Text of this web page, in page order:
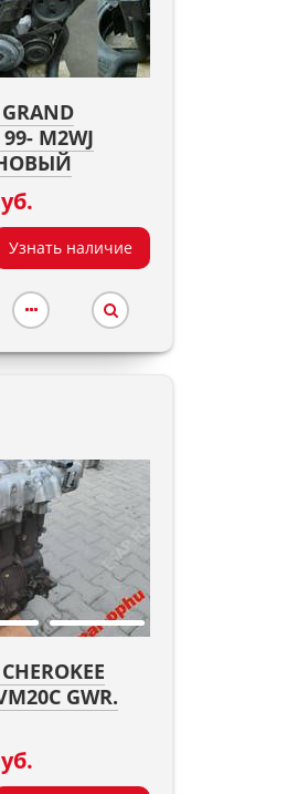
99- M2WJ
Узнать наличие
GWR.